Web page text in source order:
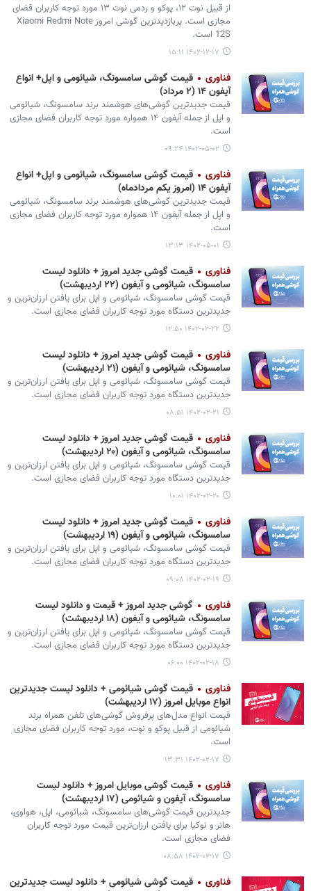
از قبیل نوت ۱۲، پوکو و ردمی نوت ۱۳ مورد توجه کاربران فضای
مجازی است. پربازدیدترین گوشی امروز Xiaomi Redmi Note
12S است.
۱۴۰۲-۱۲-۱۷ ۱۵:۱۱
فناوری
قیمت گوشی سامسونگ، شیائومی و اپل+ انواع
آیفون ۱۴ (۲ مرداد)
قیمت جدیدترین گوشی‌های هوشمند برند سامسونگ، شیائومی
و اپل از جمله آیفون ۱۴ همواره مورد توجه کاربران فضای مجازی
است.
۱۴۰۲-۰۵-۰۲ ۰۹:۲۴
فناوری
قیمت گوشی سامسونگ، شیائومی و اپل+ انواع
آیفون ۱۴ (امروز یکم مردادماه)
قیمت جدیدترین گوشی‌های هوشمند برند سامسونگ، شیائومی
و اپل از جمله آیفون ۱۴ همواره مورد توجه کاربران فضای مجازی
است.
۱۴۰۲-۰۵-۰۱ ۱۳:۱۳
فناوری
قیمت گوشی‌ جدید امروز + دانلود لیست
سامسونگ، شیائومی و آیفون (۲۲ اردیبهشت)
قیمت گوشی‌ سامسونگ، شیائومی و اپل برای یافتن ارزان‌ترین و
جدیدترین دستگاه مورد توجه کاربران فضای مجازی است.
۱۴۰۲-۰۲-۲۲ ۱۲:۵۰
فناوری
قیمت گوشی‌ جدید امروز + دانلود لیست
سامسونگ، شیائومی و آیفون (۲۱ اردیبهشت)
قیمت گوشی‌ سامسونگ، شیائومی و اپل برای یافتن ارزان‌ترین و
جدیدترین دستگاه مورد توجه کاربران فضای مجازی است.
۱۴۰۲-۰۲-۲۱ ۰۸:۵۱
فناوری
قیمت گوشی‌ جدید امروز + دانلود لیست
سامسونگ، شیائومی و آیفون (۲۰ اردیبهشت)
قیمت گوشی‌ سامسونگ، شیائومی و اپل برای یافتن ارزان‌ترین و
جدیدترین دستگاه مورد توجه کاربران فضای مجازی است.
۱۴۰۲-۰۲-۲۰ ۱۰:۰۱
فناوری
قیمت گوشی‌ جدید امروز + دانلود لیست
سامسونگ، شیائومی و آیفون (۱۹ اردیبهشت)
قیمت گوشی‌ سامسونگ، شیائومی و اپل برای یافتن ارزان‌ترین و
جدیدترین دستگاه مورد توجه کاربران فضای مجازی است.
۱۴۰۲-۰۲-۱۹ ۰۹:۰۸
فناوری
گوشی‌ جدید امروز + قیمت و دانلود لیست
سامسونگ، شیائومی و آیفون (۱۸ اردیبهشت)
قیمت گوشی‌ سامسونگ، شیائومی و اپل برای یافتن ارزان‌ترین و
جدیدترین دستگاه مورد توجه کاربران فضای مجازی است.
۱۴۰۲-۰۲-۱۸ ۰۶:۰۰
فناوری
قیمت گوشی‌ شیائومی + دانلود لیست جدیدترین
انواع موبایل امروز (۱۷ اردیبهشت)
قیمت انواع مدل‌های پرفروش گوشی‌های تلفن همراه برند
شیائومی از قبیل پوکو و نوت، مورد توجه کاربران فضای مجازی
است.
۱۴۰۲-۰۲-۱۷ ۱۳:۳۱
فناوری
قیمت گوشی موبایل امروز + دانلود لیست
سامسونگ، آیفون و شیائومی (۱۷ اردیبهشت)
جدیدترین قیمت گوشی‌های سامسونگ، شیائومی، اپل، هواوی،
هانر و نوکیا برای یافتن ارزان‌ترین قیمت مورد توجه کاربران
فضای مجازی است.
۱۴۰۲-۰۲-۱۷ ۰۸:۵۸
فناوری
قیمت گوشی‌ شیائومی + دانلود لیست جدیدترین